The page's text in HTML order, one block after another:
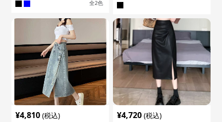
全2色
¥4,810 (税込) ¥4,720 (税込)